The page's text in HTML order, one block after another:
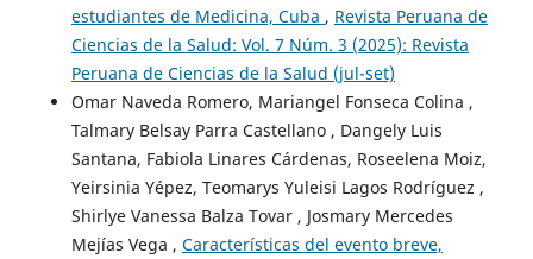
estudiantes de Medicina, Cuba , Revista Peruana de
Ciencias de la Salud: Vol. 7 Núm. 3 (2025): Revista
Peruana de Ciencias de la Salud (jul-set)
Omar Naveda Romero, Mariangel Fonseca Colina ,
Talmary Belsay Parra Castellano , Dangely Luis
Santana, Fabiola Linares Cárdenas, Roseelena Moiz,
Yeirsinia Yépez, Teomarys Yuleisi Lagos Rodríguez ,
Shirlye Vanessa Balza Tovar , Josmary Mercedes
Mejías Vega , Características del evento breve,